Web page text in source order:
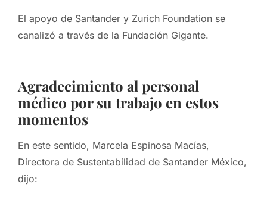
El apoyo de Santander y Zurich Foundation se
canalizó a través de la Fundación Gigante.
Agradecimiento al personal
médico por su trabajo en estos
momentos
En este sentido, Marcela Espinosa Macías,
Directora de Sustentabilidad de Santander México,
dijo: